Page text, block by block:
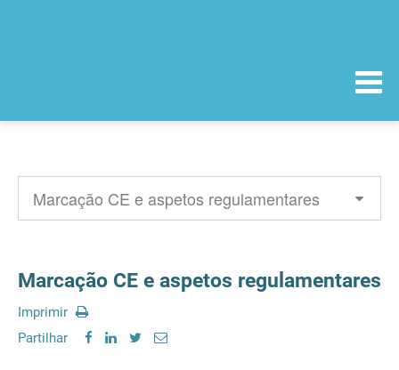
Marcação CE e aspetos regulamentares
Imprimir
Partilhar